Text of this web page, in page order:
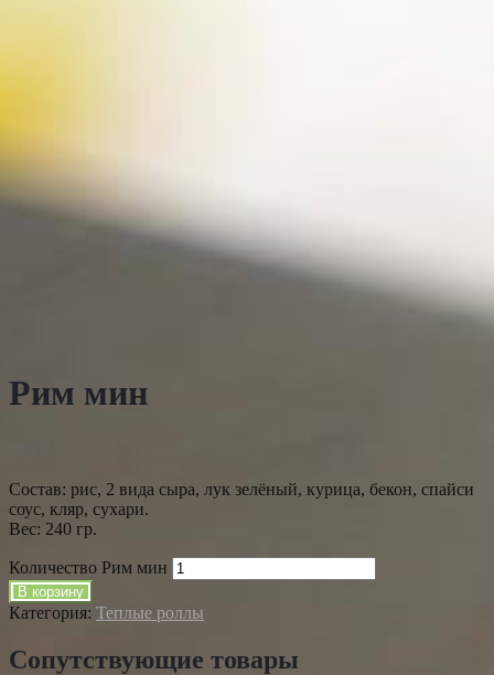
Рим мин
Состав: рис, 2 вида сыра, лук зелёный, курица, бекон, спайси
соус, кляр, сухари.
Вес: 240 гр.
Количество Рим мин
В корзину
Категория: Теплые роллы
Сопутствующие товары